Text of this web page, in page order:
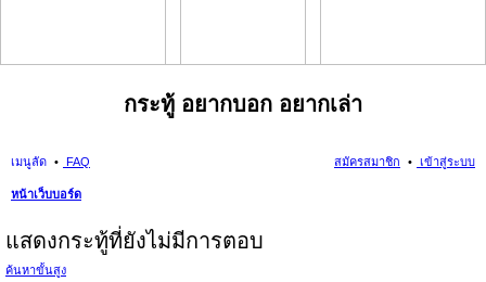
กระทู้ อยากบอก อยากเล่า
เมนูลัด FAQ เข้าสู่ระบบ
สมัครสมาชิก
หน้าเว็บบอร์ด
แสดงกระทู้ที่ยังไม่มีการตอบ
ค้นหาขั้นสูง